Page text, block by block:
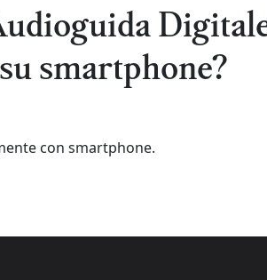
smartphone?
con smartphone.